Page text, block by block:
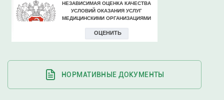
НОРМАТИВНЫЕ ДОКУМЕНТЫ